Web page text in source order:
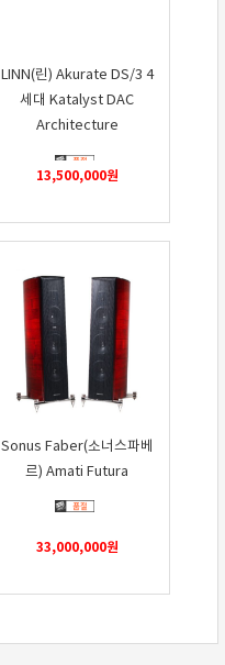
LINN(린) Akurate DS/3 4
세대 Katalyst DAC
Architecture
13,500,000원
Sonus Faber(소너스파베
르) Amati Futura
33,000,000원